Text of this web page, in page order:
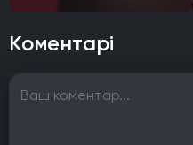
Коментарі